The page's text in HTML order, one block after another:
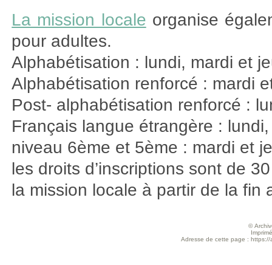
La mission locale organise
pour adultes.
Alphabétisation : lundi, mardi et
Alphabétisation renforcé : mardi
Post- alphabétisation renforcé :
Français langue étrangère :
niveau 6ème et 5ème : mardi et
les droits d’inscriptions sont de
la mission locale à partir de la
©
Adresse de cette page : https://